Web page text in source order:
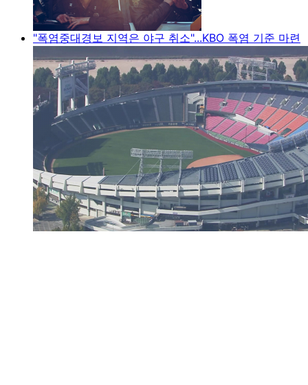
"폭염중대경보 지역은 야구 취소"...KBO 폭염 기준 마련